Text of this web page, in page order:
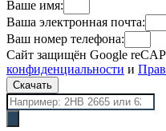
Ваше имя:
Ваша электронная почта:
Ваш номер телефона:
Сайт защищён Google
конфиденциальности и
Скачать
Поиск
товаров